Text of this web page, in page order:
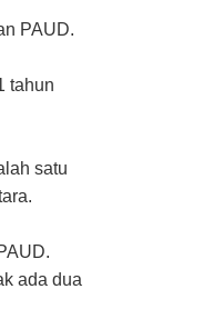
PAUD.
tahun
satu
ada dua